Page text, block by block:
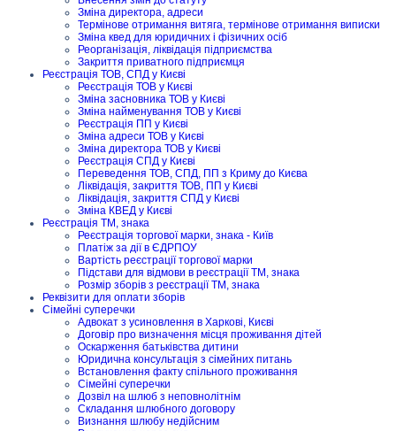
Зміна директора, адреси
Термінове отримання витяга, термінове отримання виписки
Зміна квед для юридичних і фізичних осіб
Реорганізація, ліквідація підприємства
Закриття приватного підприємця
Реєстрація ТОВ, СПД у Києві
Реєстрація ТОВ у Києві
Зміна засновника ТОВ у Києві
Зміна найменування ТОВ у Києві
Реєстрація ПП у Києві
Зміна адреси ТОВ у Києві
Зміна директора ТОВ у Києві
Реєстрація СПД у Києві
Переведення ТОВ, СПД, ПП з Криму до Києва
Ліквідація, закриття ТОВ, ПП у Києві
Ліквідація, закриття СПД у Києві
Зміна КВЕД у Києві
Реєстрація ТМ, знака
Реєстрація торгової марки, знака - Київ
Платіж за дії в ЄДРПОУ
Вартість реєстрації торгової марки
Підстави для відмови в реєстрації ТМ, знака
Розмір зборів з реєстрації ТМ, знака
Реквізити для оплати зборів
Сімейні суперечки
Адвокат з усиновлення в Харкові, Києві
Договір про визначення місця проживання дітей
Оскарження батьківства дитини
Юридична консультація з сімейних питань
Встановлення факту спільного проживання
Сімейні суперечки
Дозвіл на шлюб з неповнолітнім
Складання шлюбного договору
Визнання шлюбу недійсним